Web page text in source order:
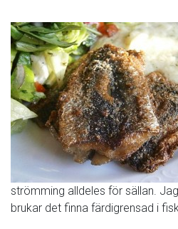
strömming alldeles för sällan.
brukar det finna färdigrensad i